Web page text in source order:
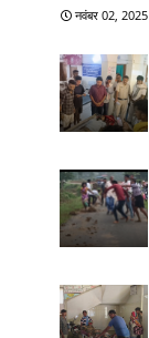
नवंबर 02, 2025